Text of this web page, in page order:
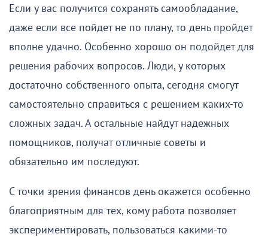
Если у вас получится сохранять самообладание,
даже если все пойдет не по плану, то день пройдет
вполне удачно. Особенно хорошо он подойдет для
решения рабочих вопросов. Люди, у которых
достаточно собственного опыта, сегодня смогут
самостоятельно справиться с решением каких-то
сложных задач. А остальные найдут надежных
помощников, получат отличные советы и
обязательно им последуют.
С точки зрения финансов день окажется особенно
благоприятным для тех, кому работа позволяет
экспериментировать, пользоваться какими-то